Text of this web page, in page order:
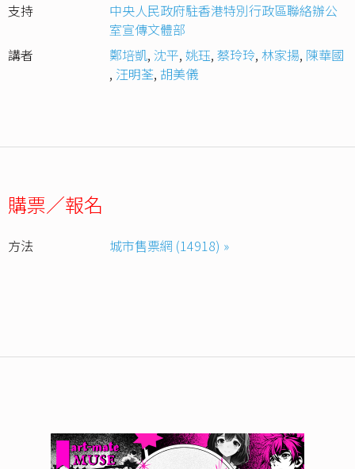
支持
中央人民政府駐香港特別行政區聯絡辦公
室宣傳文體部
講者
鄭培凱,沈平,姚珏,蔡玲玲,林家揚, 陳華國
, 汪明荃,胡美儀
購票／報名
方法 城市售票網 (14918) »